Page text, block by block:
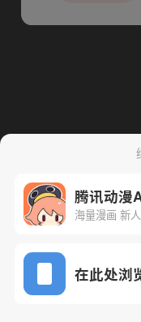
腾讯动漫
海量漫画 新
在此处浏